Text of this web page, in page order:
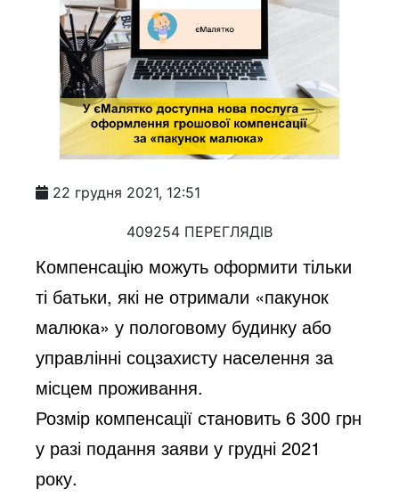
22 грудня 2021, 12:51
409254 ПЕРЕГЛЯДІВ
Компенсацію можуть оформити тільки
ті батьки, які не отримали «пакунок
малюка» у пологовому будинку або
управлінні соцзахисту населення за
місцем проживання.
Розмір компенсації становить 6 300 грн
у разі подання заяви у грудні 2021
року.